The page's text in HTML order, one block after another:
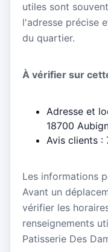
utiles sont
l'adresse précise
du quartier.
À vérifier sur
Adresse et
18700
Avis clients :
Les informations
Avant un
vérifier les
renseignements
Patisserie Des